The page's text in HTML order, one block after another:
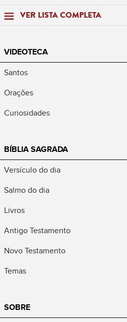
VER LISTA COMPLETA
VIDEOTECA
Santos
Orações
Curiosidades
BÍBLIA SAGRADA
Versículo do dia
Salmo do dia
Livros
Antigo Testamento
Novo Testamento
Temas
SOBRE